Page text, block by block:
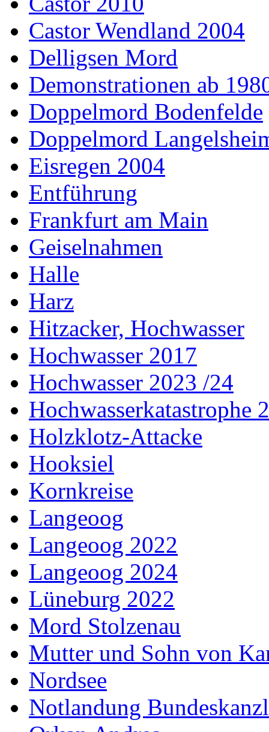
Castor Wendland 2004
Delligsen Mord
Demonstrationen ab
Doppelmord Bodenfelde
Doppelmord
Eisregen 2004
Entführung
Frankfurt am Main
Geiselnahmen
Halle
Harz
Hitzacker, Hochwasser
Hochwasser 2017
Hochwasser 2023 /24
Hochwasserkatastrophe
Holzklotz-Attacke
Hooksiel
Kornkreise
Langeoog
Langeoog 2022
Langeoog 2024
Lüneburg 2022
Mord Stolzenau
Mutter und Sohn von
Nordsee
Notlandung